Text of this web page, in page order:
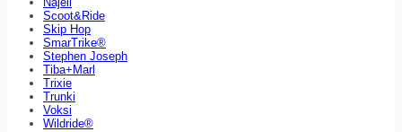
Scoot&Ride
Skip Hop
SmarTrike®
Stephen Joseph
Tiba+Marl
Trixie
Trunki
Voksi
Wildride®